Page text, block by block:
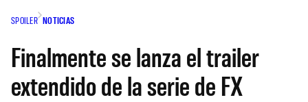
SPOILER NOTICIAS
Finalmente se lanza el trailer
extendido de la serie de FX